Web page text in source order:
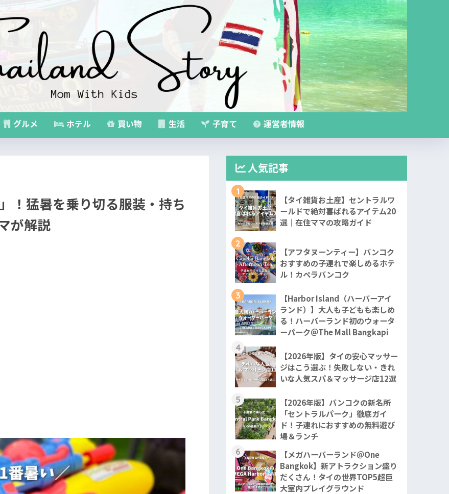
グルメ ホテル 買い物 生活 子育て 運営者情報
！猛暑を乗り切る服装・持ち
が解説
人気記事
1
【タイ雑貨お土産】セントラルワ
ールドで絶対喜ばれるアイテム20
選｜在住ママの攻略ガイド
2
【アフタヌーンティー】バンコク
おすすめの子連れで楽しめるホテ
ル！カペラバンコク
3
【Harbor Island（ハーバーアイ
ランド）】大人も子どもも楽しめ
る！ハーバーランド初のウォータ
ーパーク＠The Mall Bangkapi
4
【2026年版】タイの安心マッサー
ジはこう選ぶ！失敗しない・きれ
いな人気スパ＆マッサージ店12選
5
【2026年版】バンコクの新名所
「セントラルパーク」徹底ガイ
ド！子連れにおすすめの無料遊び
場＆ランチ
6
【メガハーバーランド＠One
Bangkok】新アトラクション盛り
だくさん！タイの世界TOP5超巨
大室内プレイグラウンド